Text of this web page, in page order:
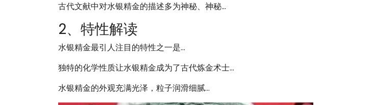
古代文献中对水银精金的描述多为神秘、神秘...
2、特性解读
水银精金最引人注目的特性之一是...
独特的化学性质让水银精金成为了古代炼金术士...
水银精金的外观充满光泽，粒子润滑细腻...